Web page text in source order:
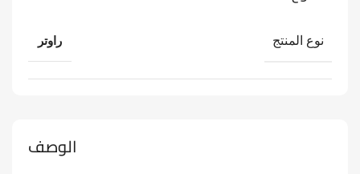
الوصف
نوع المنتج راوتر